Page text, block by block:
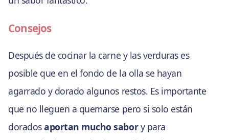
Consejos
Después de cocinar la carne y las verduras es
posible que en el fondo de la olla se hayan
agarrado y dorado algunos restos. Es importante
que no lleguen a quemarse pero si solo están
doradosaportan mucho sabory para